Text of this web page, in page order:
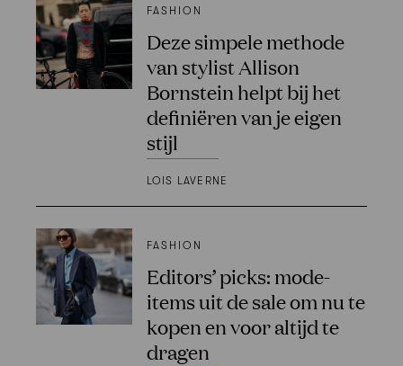
FASHION
Deze simpele methode
van stylist Allison
Bornstein helpt bij het
definiëren van je eigen
stijl
LOIS LAVERNE
FASHION
Editors’ picks: mode-
items uit de sale om nu te
kopen en voor altijd te
dragen